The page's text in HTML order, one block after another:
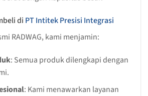
di PT Intitek Presisi Integrasi
RADWAG, kami menjamin:
: Semua produk dilengkapi dengan
: Kami menawarkan layanan